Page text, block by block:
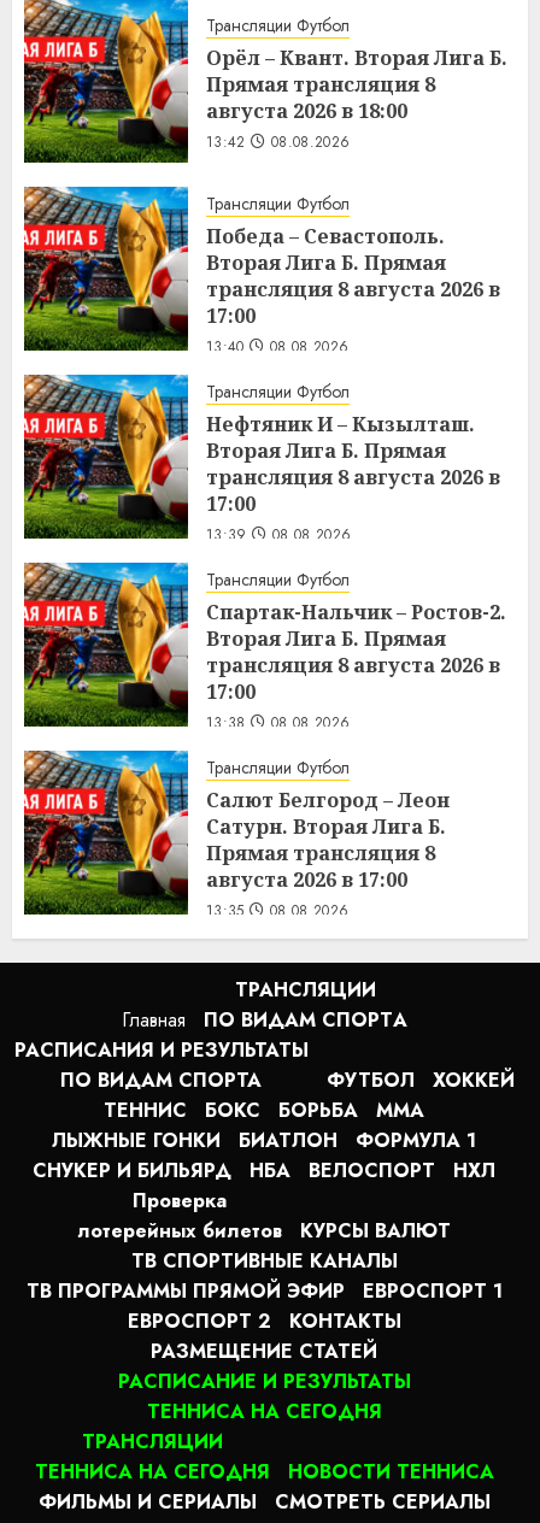
Трансляции Футбол
Орёл – Квант. Вторая Лига Б.
Прямая трансляция 8
августа 2026 в 18:00
13:42 08.08.2026
Трансляции Футбол
Победа – Севастополь.
Вторая Лига Б. Прямая
трансляция 8 августа 2026 в
17:00
13:40 08.08.2026
Трансляции Футбол
Нефтяник И – Кызылташ.
Вторая Лига Б. Прямая
трансляция 8 августа 2026 в
17:00
13:39 08.08.2026
Трансляции Футбол
Спартак-Нальчик – Ростов-2.
Вторая Лига Б. Прямая
трансляция 8 августа 2026 в
17:00
13:38 08.08.2026
Трансляции Футбол
Салют Белгород – Леон
Сатурн. Вторая Лига Б.
Прямая трансляция 8
августа 2026 в 17:00
13:35 08.08.2026
Главная
ТРАНСЛЯЦИИ
ПО ВИДАМ СПОРТA
РАСПИСАНИЯ И РЕЗУЛЬТАТЫ
ПО ВИДАМ СПОРТА
ФУТБОЛ
ХОККЕЙ
ТЕННИС
БОКС БОРЬБА
MMA
ЛЫЖНЫЕ ГОНКИ
БИАТЛОН
ФОРМУЛА 1
СНУКЕР И БИЛЬЯРД
НБА ВЕЛОСПОРТ
НХЛ
Проверка
лотерейных билетов
КУРСЫ ВАЛЮТ
ТВ СПОРТИВНЫЕ КАНАЛЫ
ТВ ПРОГРАММЫ ПРЯМОЙ ЭФИР
ЕВРОСПОРТ 1
ЕВРОСПОРТ 2
КОНТАКТЫ
РАЗМЕЩЕНИЕ СТАТЕЙ
РАСПИСАНИЕ И РЕЗУЛЬТАТЫ
ТЕННИСА НА СЕГОДНЯ
ТРАНСЛЯЦИИ
ТЕННИСА НА СЕГОДНЯ
НОВОСТИ ТЕННИСА
ФИЛЬМЫ И СЕРИАЛЫ
СМОТРЕТЬ СЕРИАЛЫ